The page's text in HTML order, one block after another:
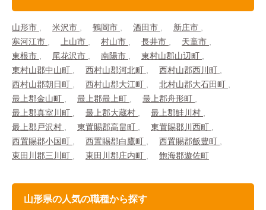
山形市 米沢市 鶴岡市 酒田市
新庄市
寒河江市
上山市 村山市 長井市
天童市
東根市
尾花沢市 南陽市
東村山郡山辺町
東村山郡中山町
西村山郡河北町
西村山郡西川町
西村山郡朝日町
西村山郡大江町
北村山郡大石田町
最上郡金山町
最上郡最上町
最上郡舟形町
最上郡真室川町
最上郡大蔵村
最上郡鮭川村
最上郡戸沢村
東置賜郡高畠町
東置賜郡川西町
西置賜郡小国町
西置賜郡白鷹町
西置賜郡飯豊町
東田川郡三川町
東田川郡庄内町 飽海郡遊佐町
山形県の人気の職種から探す